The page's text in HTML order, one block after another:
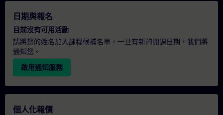
日期與報名
目前沒有可用活動
請將您的姓名加入課程候補名單，一旦有新的開課日期，我們將
通知您。
啟用通知服務
個人化報價